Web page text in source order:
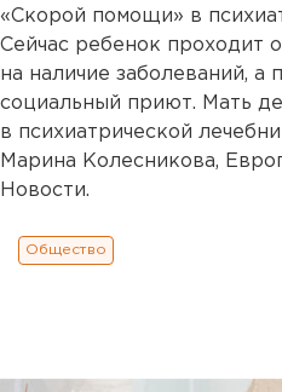
«Скорой помощи» в
Сейчас ребенок проходит
на наличие заболеваний,
социальный приют. Мать
в психиатрической
Марина Колесникова,
Новости.
Общество